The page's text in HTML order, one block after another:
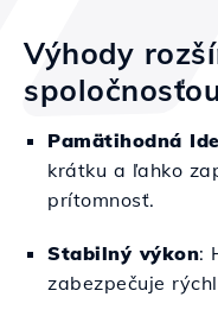
Výhody
Pamätihodná
krátku a ľahko
prítomnosť.
Stabilný výkon:
zabezpečuje